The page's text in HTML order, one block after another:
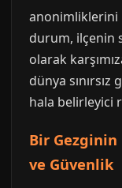
anonimliklerini
durum, ilçenin
olarak
dünya
hala belirleyici
Bir
ve Güvenlik